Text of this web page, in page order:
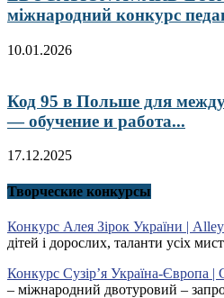
міжнародний конкурс
10.01.2026
Код 95 в Польше для
— обучение и работа...
17.12.2025
Творческие конкурсы
Конкурс Алея Зірок України |
дітей і дорослих, таланти усіх
Конкурс Сузір’я Україна-Європа
– міжнародний двотуровий –